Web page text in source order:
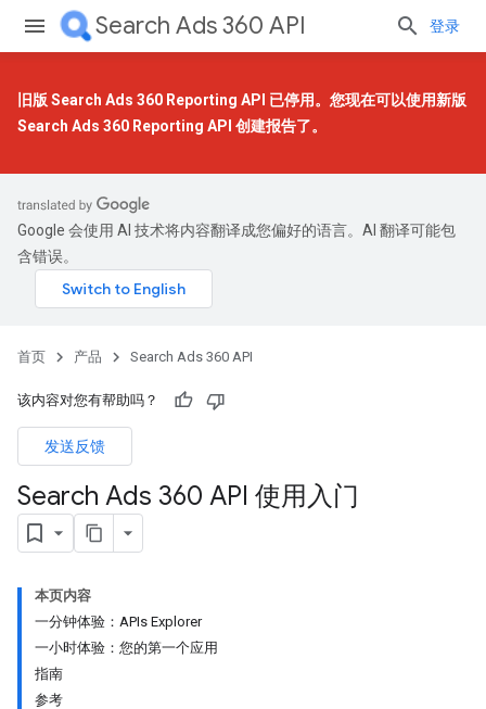
Search Ads 360 API 登录
旧版 Search Ads 360 Reporting API 已停用。您现在可以使用新版
Search Ads 360 Reporting API 创建报告了。
Google 会使用 AI 技术将内容翻译成您偏好的语言。AI 翻译可能包
含错误。
首页 产品 Search Ads 360 API
该内容对您有帮助吗？
发送反馈
Search Ads 360 API 使用入门
本页内容
一分钟体验：APIs Explorer
一小时体验：您的第一个应用
指南
参考